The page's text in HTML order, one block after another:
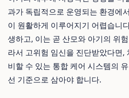
과가 독립적으로 운영되는 환경에
이 원활하게 이루어지기 어렵습니
생하고, 이는 곧 산모와 아기의 위
라서 고위험 임신을 진단받았다면,
비할 수 있는 통합 케어 시스템의
선 기준으로 삼아야 합니다.